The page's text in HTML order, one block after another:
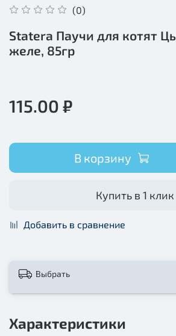
(0)
Statera Паучи для котят
желе, 85гр
115.00 ₽
В корзину
Купить в 1 клик
Добавить в сравнение
Выбрать
Характеристики